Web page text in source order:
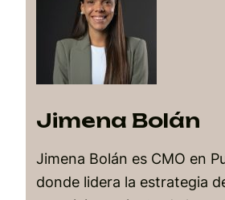
Jimena Bolán
Jimena Bolán es CMO en
donde lidera la estrategia